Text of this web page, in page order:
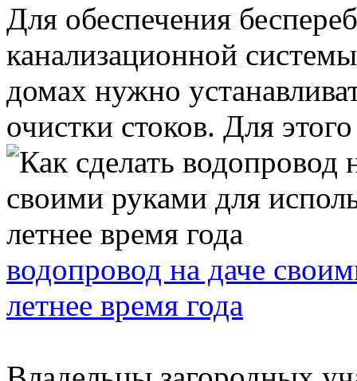
Для обеспечения
канализационной
домах нужно
очистки стоков. Для
водопровод на даче
летнее время года